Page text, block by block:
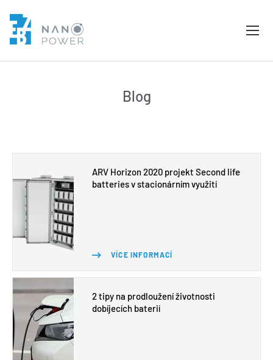
Blog
ARV Horizon 2020 projekt Second life
batteries v stacionárním využití
VÍCE INFORMACÍ
2 tipy na prodloužení životnosti
dobíjecích baterií